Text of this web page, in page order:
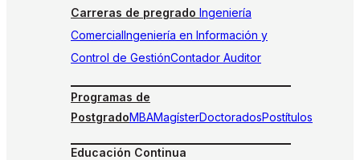
Carreras de pregrado Ingeniería
ComercialIngeniería en Información y
Control de GestiónContador Auditor
Programas de
PostgradoMBAMagísterDoctoradosPostítulos
Educación Continua